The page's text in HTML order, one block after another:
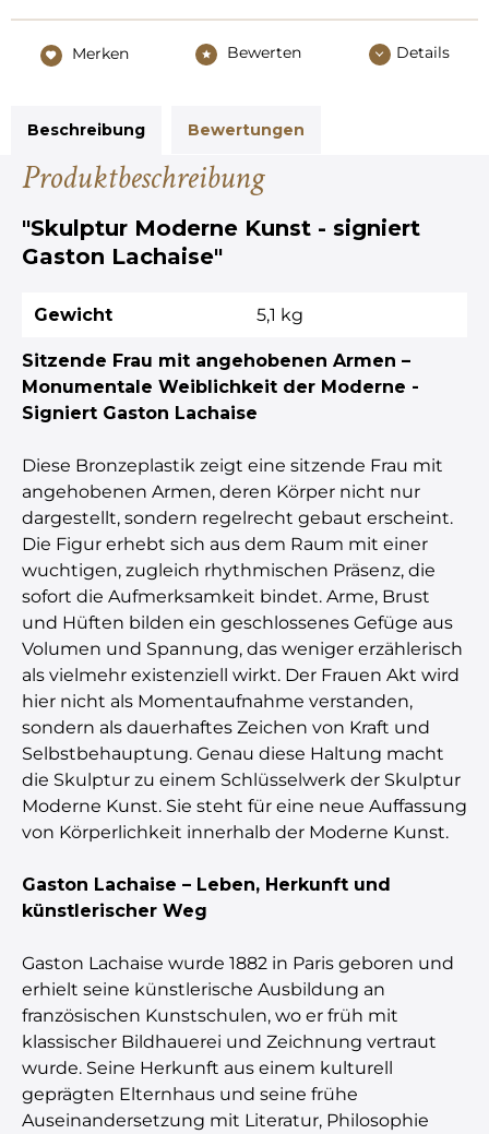
Merken Bewerten Details
Beschreibung Bewertungen
Produktbeschreibung
"Skulptur Moderne Kunst - signiert
Gaston Lachaise"
Gewicht 5,1 kg
Sitzende Frau mit angehobenen Armen –
Monumentale Weiblichkeit der Moderne -
Signiert Gaston Lachaise
Diese Bronzeplastik zeigt eine sitzende Frau mit
angehobenen Armen, deren Körper nicht nur
dargestellt, sondern regelrecht gebaut erscheint.
Die Figur erhebt sich aus dem Raum mit einer
wuchtigen, zugleich rhythmischen Präsenz, die
sofort die Aufmerksamkeit bindet. Arme, Brust
und Hüften bilden ein geschlossenes Gefüge aus
Volumen und Spannung, das weniger erzählerisch
als vielmehr existenziell wirkt. Der Frauen Akt wird
hier nicht als Momentaufnahme verstanden,
sondern als dauerhaftes Zeichen von Kraft und
Selbstbehauptung. Genau diese Haltung macht
die Skulptur zu einem Schlüsselwerk der Skulptur
Moderne Kunst. Sie steht für eine neue Auffassung
von Körperlichkeit innerhalb der Moderne Kunst.
Gaston Lachaise – Leben, Herkunft und
künstlerischer Weg
Gaston Lachaise wurde 1882 in Paris geboren und
erhielt seine künstlerische Ausbildung an
französischen Kunstschulen, wo er früh mit
klassischer Bildhauerei und Zeichnung vertraut
wurde. Seine Herkunft aus einem kulturell
geprägten Elternhaus und seine frühe
Auseinandersetzung mit Literatur, Philosophie